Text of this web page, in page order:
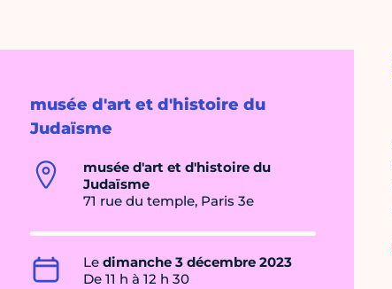
musée d'art et d'histoire du
Judaïsme
musée d'art et d'histoire du
Judaïsme
71 rue du temple, Paris 3e
Le dimanche 3 décembre 2023
De 11 h à 12 h 30